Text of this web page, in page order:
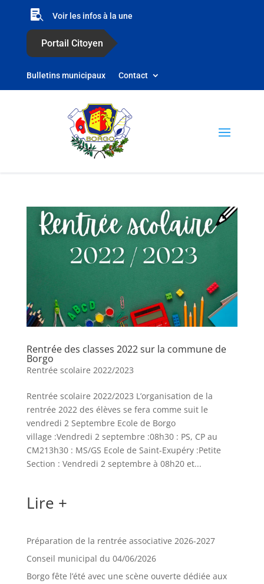
 Voir les infos à la une
Bulletins municipaux Contact
Portail Citoyen
Rentrée des classes 2022 sur la commune de
Borgo
Rentrée scolaire 2022/2023
Rentrée scolaire 2022/2023 L’organisation de la
rentrée 2022 des élèves se fera comme suit le
vendredi 2 Septembre Ecole de Borgo
village :Vendredi 2 septembre :08h30 : PS, CP au
CM213h30 : MS/GS Ecole de Saint-Exupéry :Petite
Section : Vendredi 2 septembre à 08h20 et...
Lire +
Préparation de la rentrée associative 2026-2027
Conseil municipal du 04/06/2026
Borgo fête l’été avec une scène ouverte dédiée aux